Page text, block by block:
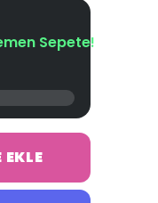
Sepete!
EKLE